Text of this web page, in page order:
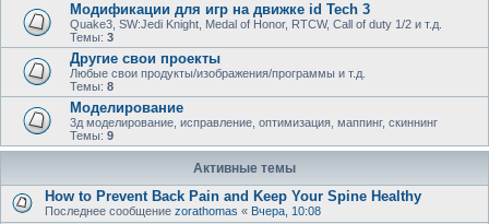
Модификации для игр на движке id Tech 3
Quake3, SW:Jedi Knight, Medal of Honor, RTCW, Call of duty 1/2 и т.д.
Темы: 3
Другие свои проекты
Любые свои продукты/изображения/программы и т.д.
Темы: 8
Моделирование
3д моделирование, исправление, оптимизация, маппинг, скиннинг
Темы: 9
Активные темы
How to Prevent Back Pain and Keep Your Spine Healthy
Последнее сообщение zorathomas « Вчера, 10:08